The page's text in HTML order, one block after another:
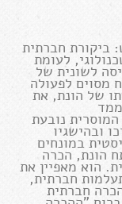
ביקורת חברתית
לעומת
לשונית של
לפעולה
של הונת, את
נובעת
ובהישגיו
במונחים
הונת, הכרה
הוא מאפיין את
חברתית,
חברתית